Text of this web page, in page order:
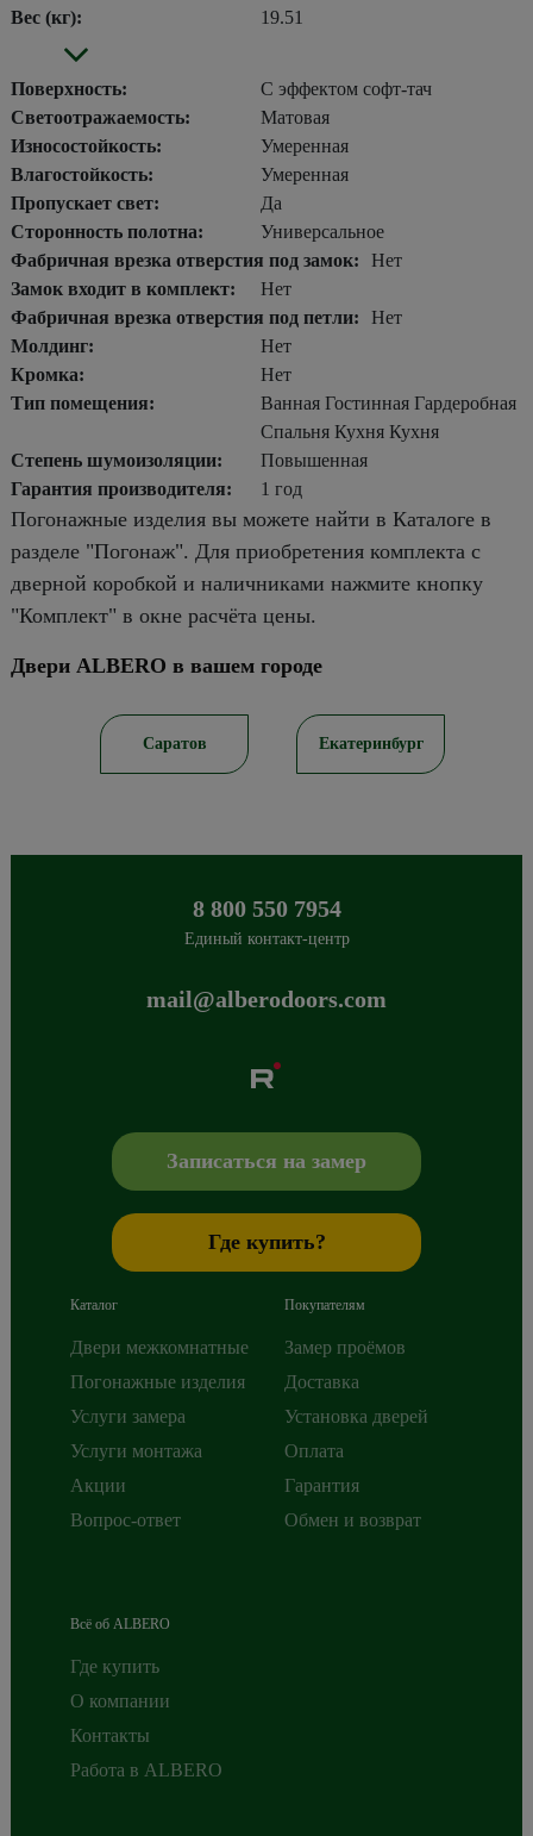
Вес (кг):
19.51
Поверхность:
С эффектом софт-тач
Светоотражаемость:
Матовая
Износостойкость:
Умеренная
Влагостойкость:
Умеренная
Пропускает свет:
Да
Сторонность полотна:
Универсальное
Фабричная врезка отверстия под замок:
Нет
Замок входит в комплект:
Нет
Фабричная врезка отверстия под петли:
Нет
Молдинг:
Нет
Кромка:
Нет
Тип помещения:
Ванная Гостинная Гардеробная
Спальня Кухня Кухня
Степень шумоизоляции:
Повышенная
Гарантия производителя:
1 год
Погонажные изделия вы можете найти в Каталоге в
разделе "Погонаж". Для приобретения комплекта с
дверной коробкой и наличниками нажмите кнопку
"Комплект" в окне расчёта цены.
Двери ALBERO в вашем городе
Саратов Екатеринбург
8 800 550 7954
Единый контакт-центр
mail@alberodoors.com
+7 800 765 43 42,mail@alberodoors.com
Записаться на замер
Где купить?
Каталог
Двери межкомнатные
Погонажные изделия
Услуги замера
Услуги монтажа
Акции
Вопрос-ответ
Покупателям
Замер проёмов
Доставка
Установка дверей
Оплата
Гарантия
Обмен и возврат
Всё об ALBERO
Где купить
О компании
Контакты
Работа в ALBERO